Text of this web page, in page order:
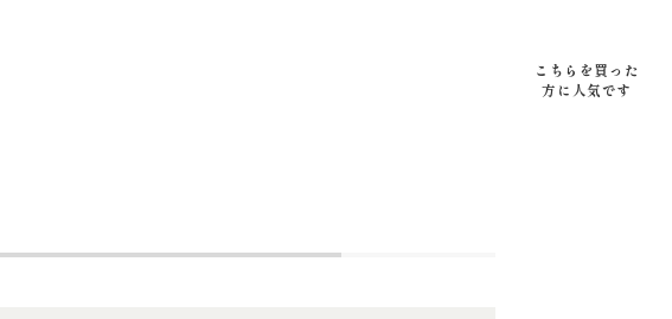
こちらを買った
方に人気です